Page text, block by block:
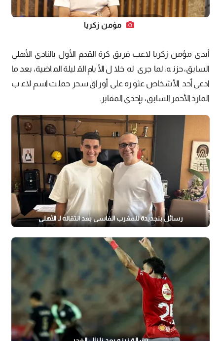
مؤمن زكريا
أبدى مؤمن زكريا لاعب فريق كرة القدم الأول بالنادي الأهلي
السابق، حزنه، لما جرى له خلال الأيام القليلة الماضية، بعدما
ادعى أحد الأشخاص عثوره على أوراق سحر حملت اسم لاعب
المارد الأحمر السابق، بإحدى المقابر.
رسائل بنجديدة للمغرب الفاسي بعد انتقاله لـ الأهلي